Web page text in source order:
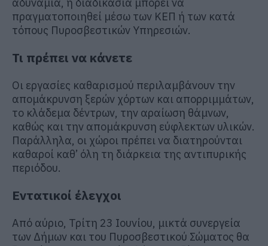
πραγματοποιηθεί μέσω των ΚΕΠ ή των κατά
τόπους Πυροσβεστικών Υπηρεσιών.
Τι πρέπει να κάνετε
Οι εργασίες καθαρισμού περιλαμβάνουν την
απομάκρυνση ξερών χόρτων και απορριμμάτων,
το κλάδεμα δέντρων, την αραίωση θάμνων,
καθώς και την απομάκρυνση εύφλεκτων υλικών.
Παράλληλα, οι χώροι πρέπει να διατηρούνται
καθαροί καθ’ όλη τη διάρκεια της αντιπυρικής
περιόδου.
Εντατικοί έλεγχοι
Από αύριο, Τρίτη 23 Ιουνίου, μικτά συνεργεία
των Δήμων και του Πυροσβεστικού Σώματος θα